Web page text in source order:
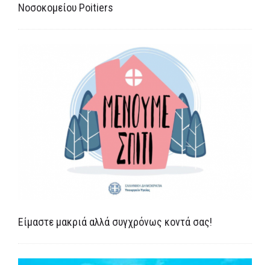
Νοσοκομείου Poitiers
Είμαστε μακριά αλλά συγχρόνως κοντά σας!